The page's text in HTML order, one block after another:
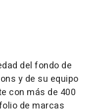
del fondo de
y de su equipo
con más de 400
de marcas